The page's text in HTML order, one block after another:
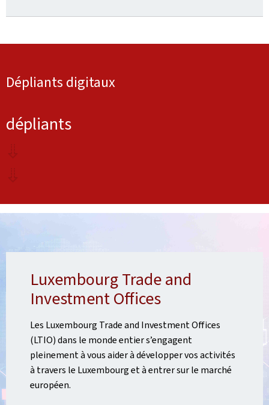
Dépliants digitaux
dépliants
Luxembourg Trade and
Investment Offices
Les Luxembourg Trade and Investment Offices
(LTIO) dans le monde entier s’engagent
pleinement à vous aider à développer vos activités
à travers le Luxembourg et à entrer sur le marché
européen.